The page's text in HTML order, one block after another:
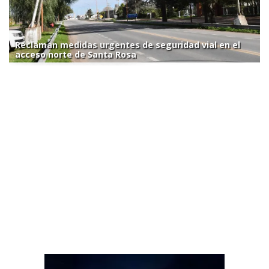
Reclaman medidas urgentes de seguridad vial en el
acceso norte de Santa Rosa